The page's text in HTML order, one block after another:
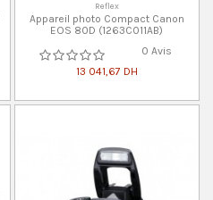
Reflex
Appareil photo Compact Canon
EOS 80D (1263C011AB)
0 Avis
13 041,67 DH